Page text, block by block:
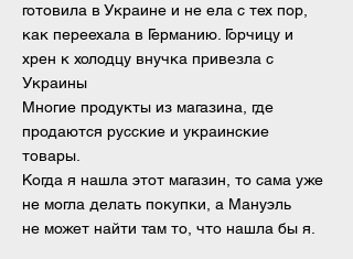
готовила в Украине и не ела с тех пор,
как переехала в Германию. Горчицу и
хрен к холодцу внучка привезла с
Украины
Многие продукты из магазина, где
продаются русские и украинские
товары.
Когда я нашла этот магазин, то сама уже
не могла делать покупки, а Мануэль
не может найти там то, что нашла бы я.